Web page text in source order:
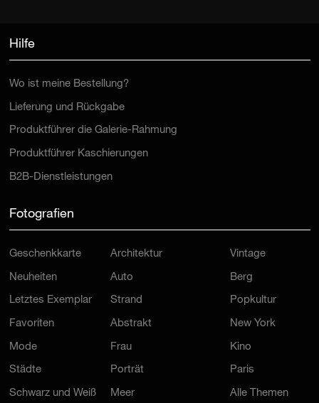
Hilfe
Wo ist meine Bestellung?
Lieferung und Rückgabe
Produktführer die Galerie-Rahmung
Produktführer Kaschierungen
B2B-Dienstleistungen
Fotografien
Geschenkkarte
Neuheiten
Letztes Exemplar
Favoriten
Mode
Städte
Schwarz und Weiß
Architektur
Auto
Strand
Abstrakt
Frau
Porträt
Meer
Vintage
Berg
Popkultur
New York
Kino
Paris
Alle Themen